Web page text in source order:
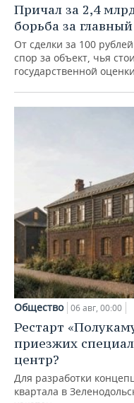
Причал за 2,4
борьба за
От сделки за 100
спор за объект, чья
государственной оценки
Общество 06 авг, 00:00
Рестарт
приезжих
центр?
Для разработки
квартала в